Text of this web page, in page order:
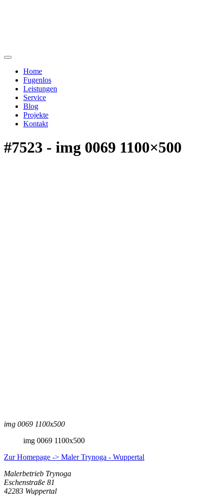
Home
Fugenlos
Leistungen
Service
Blog
Projekte
Kontakt
#7523 - img 0069 1100×500
img 0069 1100x500
img 0069 1100x500
Zur Homepage -> Maler Trynoga - Wuppertal
Malerbetrieb Trynoga
Eschenstraße 81
42283 Wuppertal